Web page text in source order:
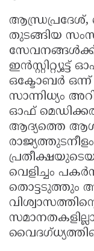
ആന്ധ്രപ്രദേശ്,
തുടങ്ങിയ
ഒക്ടോബർ
സാന്നിധ്യം
ഓഫ്
ആദ്യത്തെ
വെളിച്ചം
തൊട്ടടുത്തും